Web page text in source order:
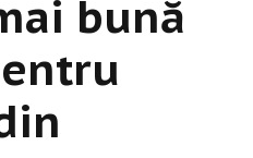
bună